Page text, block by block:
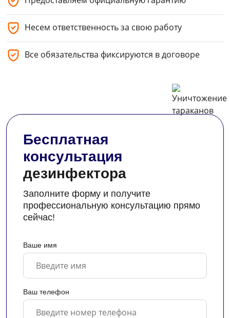
Несем ответственность за свою работу
Все обязательства фиксируются в договоре
Бесплатная
консультация
дезинфектора
Заполните форму и получите
профессиональную консультацию прямо
сейчас!
Ваше имя
Ваш телефон